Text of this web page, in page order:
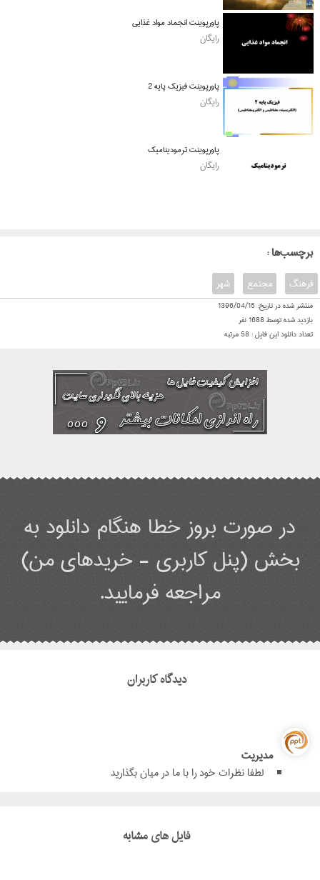
پاورپوینت انجماد مواد غذایی
رایگان
پاورپوینت فیزیک پایه 2
رایگان
پاورپوینت ترمودینامیک
رایگان
: برچسب‌ها
شهر مجتمع فرهنگ
منتشر شده در تاریخ: 1396/04/15
بازدید شده توسط1688نفر
تعداد دانلود این فایل : 58مرتبه
در صورت بروز خطا هنگام دانلود به
بخش (پنل کاربری - خریدهای من)
مراجعه فرمایید.
دیدگاه کاربران
مدیریت
لطفا نظرات خود را با ما در میان بگذارید
فایل های مشابه